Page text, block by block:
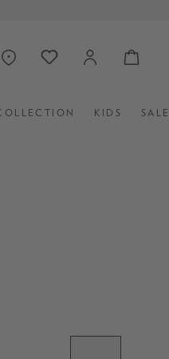
KIDS SALE